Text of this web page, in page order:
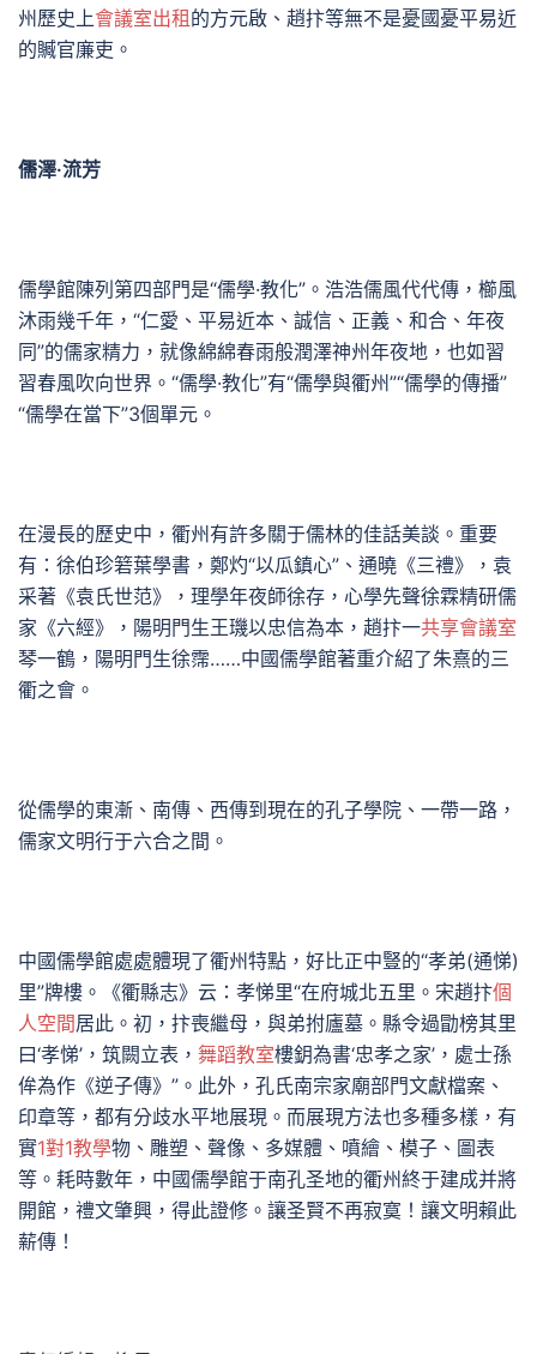
州歷史上會議室出租 的方元啟、趙抃等無不是憂國憂平易近
的贓官廉吏。
儒澤·流芳
儒學館陳列第四部門是“儒學·教化”。浩浩儒風代代傳，櫛風
沐雨幾千年，“仁愛、平易近本、誠信、正義、和合、年夜
同”的儒家精力，就像綿綿春雨般潤澤神州年夜地，也如習
習春風吹向世界。“儒學·教化”有“儒學與衢州”“儒學的傳播”
“儒學在當下”3個單元。
在漫長的歷史中，衢州有許多關于儒林的佳話美談。重要
有：徐伯珍箬葉學書，鄭灼“以瓜鎮心”、通曉《三禮》，袁
采著《袁氏世范》，理學年夜師徐存，心學先聲徐霖精研儒
家《六經》，陽明門生王璣以忠信為本，趙抃一共享會議室
琴一鶴，陽明門生徐霈……中國儒學館著重介紹了朱熹的三
衢之會。
從儒學的東漸、南傳、西傳到現在的孔子學院、一帶一路，
儒家文明行于六合之間。
中國儒學館處處體現了衢州特點，好比正中豎的“孝弟(通悌)
里”牌樓。《衢縣志》云：孝悌里“在府城北五里。宋趙抃個
人空間居此。初，抃喪繼母，與弟拊廬墓。縣令過勖榜其里
曰‘孝悌’，筑闕立表， 舞蹈教室樓鈅為書‘忠孝之家’，處士孫
侔為作《逆子傳》”。此外，孔氏南宗家廟部門文獻檔案、
印章等，都有分歧水平地展現。而展現方法也多種多樣，有
實1對1教學物、雕塑、聲像、多媒體、噴繪、模子、圖表
等。耗時數年，中國儒學館于南孔圣地的衢州終于建成并將
開館，禮文肇興，得此證修。讓圣賢不再寂寞！讓文明賴此
薪傳！